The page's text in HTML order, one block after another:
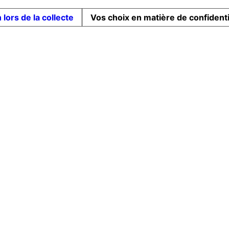
lors de la collecte Vos choix en matière de